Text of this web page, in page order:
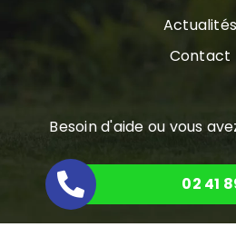
Actualités
Contact
Besoin d'aide ou vous
02 41